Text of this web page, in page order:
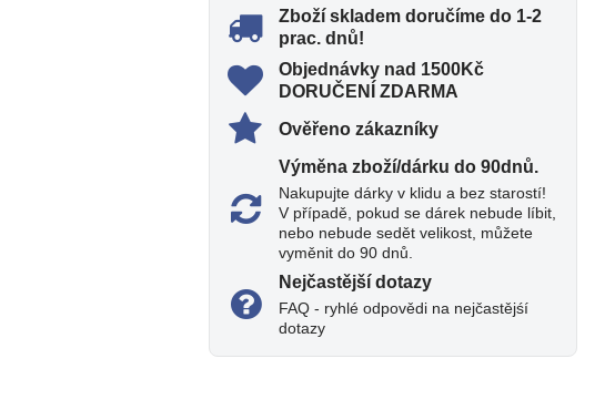
Zboží skladem doručíme do 1-2
prac​. dnů!
Objednávky nad 1500Kč
DORUČENÍ ZDARMA
Ověřeno zákazníky
Výměna zboží/dárku do 90dnů​.
Nakupujte dárky v klidu a bez starostí!
V případě, pokud se dárek nebude líbit,
nebo nebude sedět velikost, můžete
vyměnit do 90 dnů.
Nejčastější dotazy
FAQ - ryhlé odpovědi na nejčastějśí
dotazy